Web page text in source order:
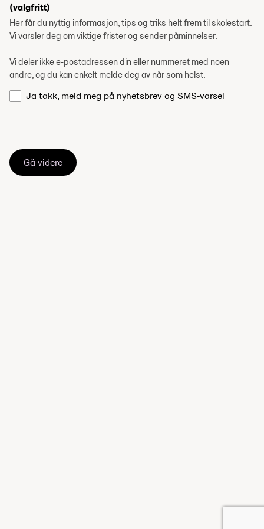
(valgfritt)
Her får du nyttig informasjon, tips og triks helt frem til skolestart.
Vi varsler deg om viktige frister og sender påminnelser.
Vi deler ikke e-postadressen din eller nummeret med noen
andre, og du kan enkelt melde deg av når som helst.
Ja takk, meld meg på nyhetsbrev og SMS-varsel
Gå videre